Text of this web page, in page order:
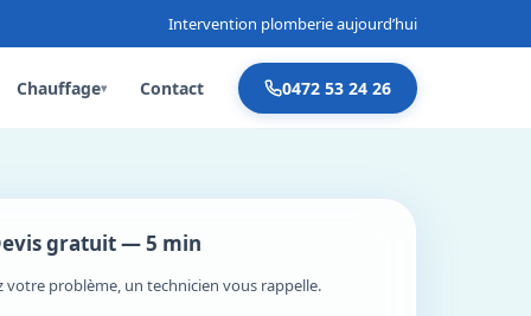
Intervention plomberie aujourd’hui
Chauffage▾ Contact 0472 53 24 26
gratuit — 5 min
votre problème, un technicien vous rappelle.